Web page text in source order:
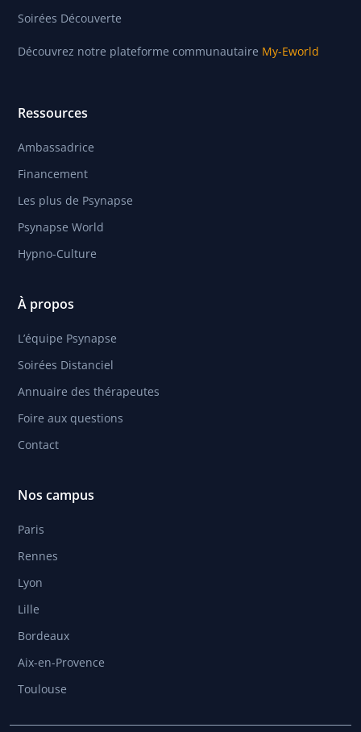
Soirées Découverte
Découvrez notre plateforme communautaire My-Eworld
Ressources
Ambassadrice
Financement
Les plus de Psynapse
Psynapse World
Hypno-Culture
À propos
L’équipe Psynapse
Soirées Distanciel
Annuaire des thérapeutes
Foire aux questions
Contact
Nos campus
Paris
Rennes
Lyon
Lille
Bordeaux
Aix-en-Provence
Toulouse